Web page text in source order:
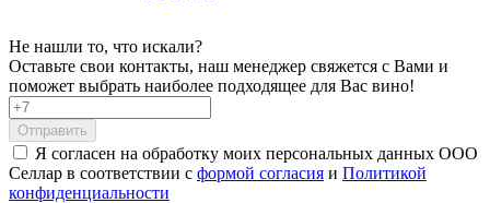
Не нашли то, что искали?
Оставьте свои контакты, наш менеджер свяжется с Вами и
поможет выбрать наиболее подходящее для Вас вино!
Отправить
Я согласен на обработку моих персональных данных ООО
Селлар в соответствии с формой согласия и Политикой
конфиденциальности